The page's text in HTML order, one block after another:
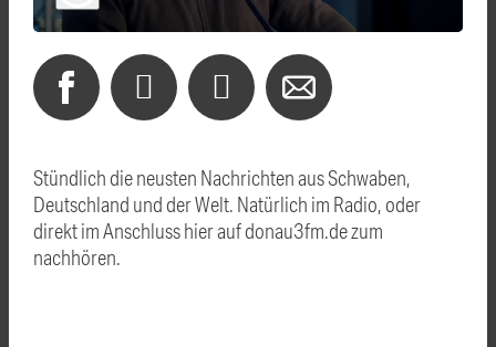
Stündlich die neusten Nachrichten aus Schwaben,
Deutschland und der Welt. Natürlich im Radio, oder
direkt im Anschluss hier auf donau3fm.de zum
nachhören.